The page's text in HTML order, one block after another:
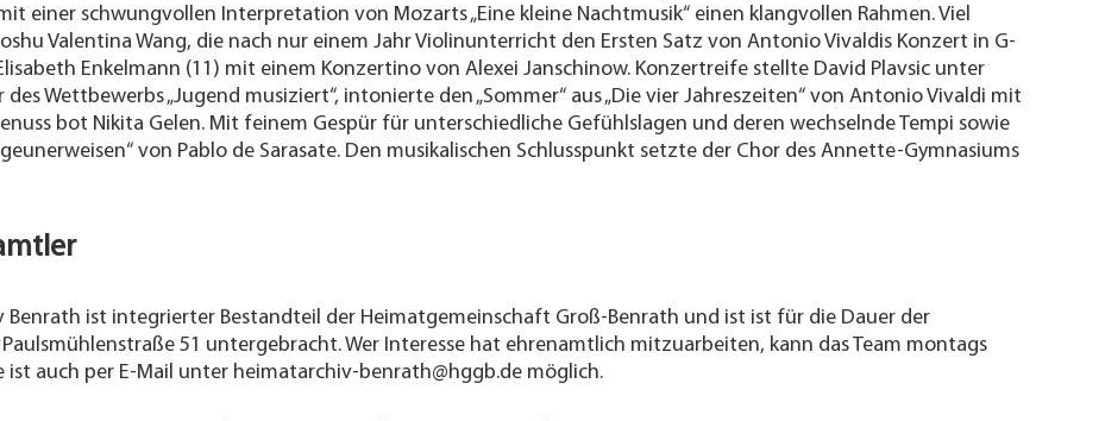
einer schwungvollen Interpretation von Mozarts „Eine kleine Nachtmusik“ einen klangvollen Rahmen. Viel
Valentina Wang, die nach nur einem Jahr Violinunterricht den Ersten Satz von Antonio Vivaldis Konzert in G-
Enkelmann (11) mit einem Konzertino von Alexei Janschinow. Konzertreife stellte David Plavsic unter
Wettbewerbs „Jugend musiziert“, intonierte den „Sommer“ aus „Die vier Jahreszeiten“ von Antonio Vivaldi mit
bot Nikita Gelen. Mit feinem Gespür für unterschiedliche Gefühlslagen und deren wechselnde Tempi sowie
von Pablo de Sarasate. Den musikalischen Schlusspunkt setzte der Chor des Annette-Gymnasiums
Benrath ist integrierter Bestandteil der Heimatgemeinschaft Groß-Benrath und ist ist für die Dauer der
51 untergebracht. Wer Interesse hat ehrenamtlich mitzuarbeiten, kann das Team montags
auch per E-Mail unter heimatarchiv-benrath@hggb.de möglich.